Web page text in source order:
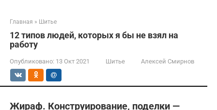
Главная » Шитье
12 типов людей, которых я бы не взял на
работу
Опубликовано: 13 Окт 2021 Шитье Алексей Смирнов
Жираф. Конструирование, поделки —